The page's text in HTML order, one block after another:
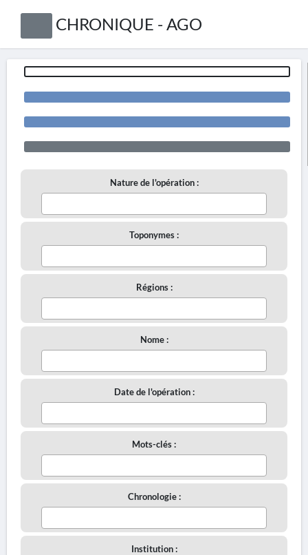
CHRONIQUE - AGO
Nature de l'opération :
Toponymes :
Régions :
Nome :
Date de l'opération :
Mots-clés :
Chronologie :
Institution :